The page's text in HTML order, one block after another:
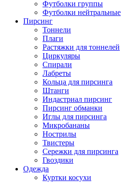
Футболки группы
Футболки нейтральные
Пирсинг
Тоннели
Плаги
Растяжки для тоннелей
Циркуляры
Спирали
Лабреты
Кольца для пирсинга
Штанги
Индастриал пирсинг
Пирсинг обманки
Иглы для пирсинга
Микробананы
Нострилы
Твистеры
Сережки для пирсинга
Гвоздики
Одежда
Куртки косухи